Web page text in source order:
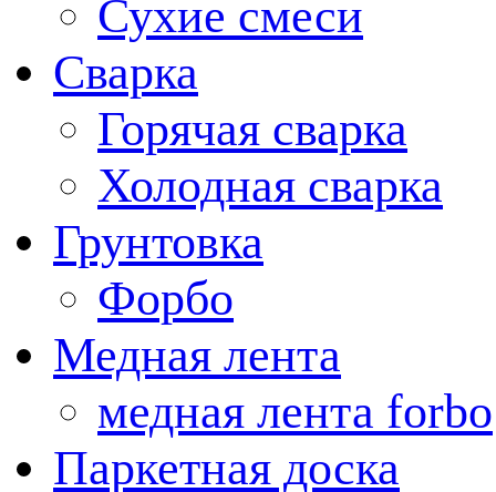
Сухие смеси
Сварка
Горячая сварка
Холодная сварка
Грунтовка
Форбо
Медная лента
медная лента forbo
Паркетная доска